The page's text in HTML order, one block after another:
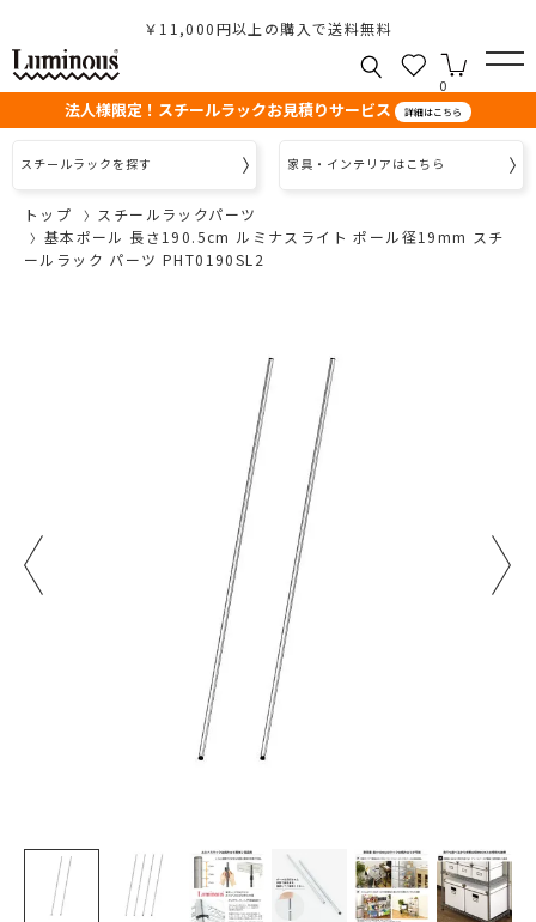
￥11,000円以上の購入で送料無料
0
法人様限定！スチールラックお見積りサービス 詳細はこちら
スチールラックを探す 家具・インテリアはこちら
トップ
スチールラックパーツ
基本ポール 長さ190.5cm ルミナスライト ポール径19mm スチ
ールラック パーツ PHT0190SL2